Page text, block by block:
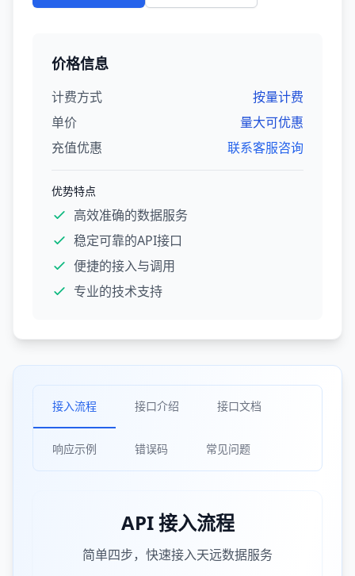
价格信息
计费方式
按量计费
单价
量大可优惠
充值优惠
联系客服咨询
优势特点
高效准确的数据服务
稳定可靠的API接口
便捷的接入与调用
专业的技术支持
接入流程 接口介绍 接口文档
响应示例 错误码 常见问题
API 接入流程
简单四步，快速接入天远数据服务